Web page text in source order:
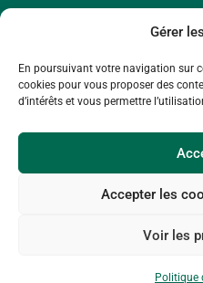
Gérer
En poursuivant votre navigation sur
cookies pour vous proposer des
d’intérêts et vous permettre
Accepter les
Voir les
Politique
© 2026 -
Politique de